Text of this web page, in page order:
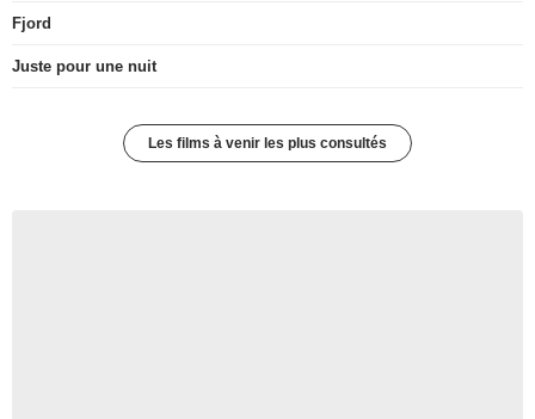
Fjord
Juste pour une nuit
Les films à venir les plus consultés